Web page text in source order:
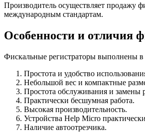
Производитель осуществляет продажу
международным стандартам.
Особенности и отличия
Фискальные регистраторы выполнены в
Простота и удобство
Небольшой вес и компактные
Простота обслуживания и замены
Практически бесшумная работа.
Высокая производительность.
Устройства Help Micro
Наличие автоотрезчика.